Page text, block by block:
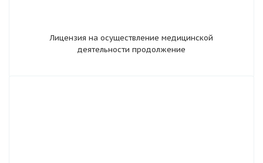
Лицензия на осуществление медицинской
деятельности продолжение